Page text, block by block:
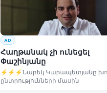
AD
Հաղթանակ չի ունեցել
Փաշինյանը
⚡⚡⚡Նարեկ Կարապետյանը
ընտրությունների մասին